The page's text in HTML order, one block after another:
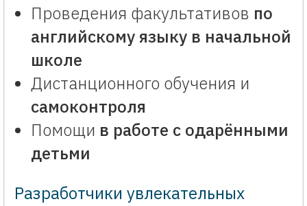
Проведения факультативов по
английскому языку в начальной
школе
Дистанционного обучения и
самоконтроля
Помощи в работе с одарёнными
детьми
Разработчики увлекательных